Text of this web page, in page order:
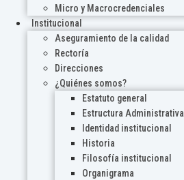
Micro y Macrocredenciales
Institucional
Aseguramiento de la calidad
Rectoría
Direcciones
¿Quiénes somos?
Estatuto general
Estructura Administrativa
Identidad institucional
Historia
Filosofía institucional
Organigrama